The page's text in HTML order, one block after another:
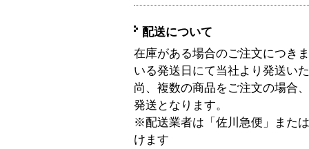
配送について
在庫がある場合のご注文につき
いる発送日にて当社より発送い
尚、複数の商品をご注文の場合
発送となります。
※配送業者は「佐川急便」また
けます